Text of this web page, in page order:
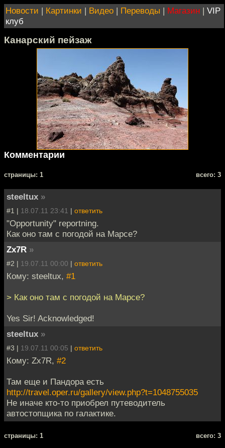
Новости | Картинки | Видео | Переводы | Магазин | VIP
клуб
Канарский пейзаж
Комментарии
cтраницы: 1 всего: 3
steeltux »
#1 | 18.07.11 23:41 | ответить
"Opportunity" reportning.
Как оно там с погодой на Марсе?
Zx7R »
#2 | 19.07.11 00:00 | ответить
Кому: steeltux, #1
> Как оно там с погодой на Марсе?
Yes Sir! Acknowledged!
steeltux »
#3 | 19.07.11 00:05 | ответить
Кому: Zx7R, #2
Там еще и Пандора есть
http://travel.oper.ru/gallery/view.php?t=1048755035
Не иначе кто-то приобрел путеводитель
автостопщика по галактике.
cтраницы: 1 всего: 3